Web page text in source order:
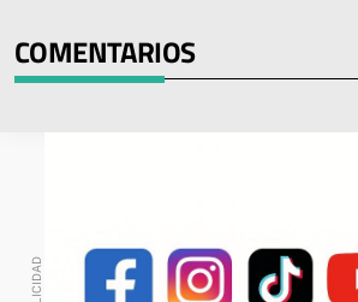
COMENTARIOS